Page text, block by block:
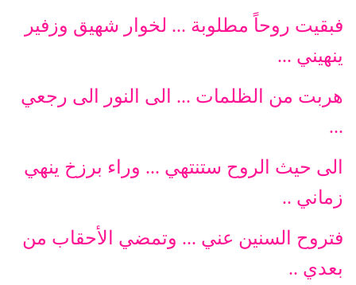
فبقيت روحاً مطلوبة ... لخوار شهيق وزفير
ينهيني ...
هربت من الظلمات ... الى النور الى رجعي
...
الى حيث الروح ستنتهي ... وراء برزخ ينهي
زماني ..
فتروح السنين عني ... وتمضي الأحقاب من
بعدي ..